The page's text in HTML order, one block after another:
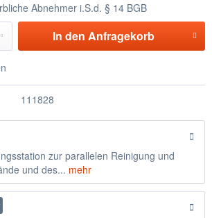
Abnehmer i.S.d. § 14 BGB
In den Anfragekorb
111828
zur parallelen Reinigung und
und des... mehr